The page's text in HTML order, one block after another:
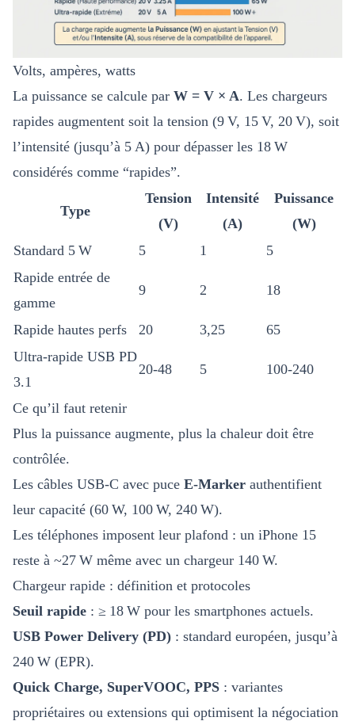
Volts, ampères, watts
La puissance se calcule par W = V × A. Les chargeurs
rapides augmentent soit la tension (9 V, 15 V, 20 V), soit
l’intensité (jusqu’à 5 A) pour dépasser les 18 W
considérés comme “rapides”.
Type
Tension
(V)
Intensité
(A)
Puissance
(W)
Standard 5 W
5 1
5
Rapide entrée de
gamme
9 2 18
Rapide hautes perfs 20 3,25
65
Ultra-rapide USB PD
3.1
20-48 5 100-240
Ce qu’il faut retenir
Plus la puissance augmente, plus la chaleur doit être
contrôlée.
Les câbles USB-C avec puce E-Marker authentifient
leur capacité (60 W, 100 W, 240 W).
Les téléphones imposent leur plafond : un iPhone 15
reste à ~27 W même avec un chargeur 140 W.
Chargeur rapide : définition et protocoles
Seuil rapide : ≥ 18 W pour les smartphones actuels.
USB Power Delivery (PD) : standard européen, jusqu’à
240 W (EPR).
Quick Charge, SuperVOOC, PPS : variantes
propriétaires ou extensions qui optimisent la négociation